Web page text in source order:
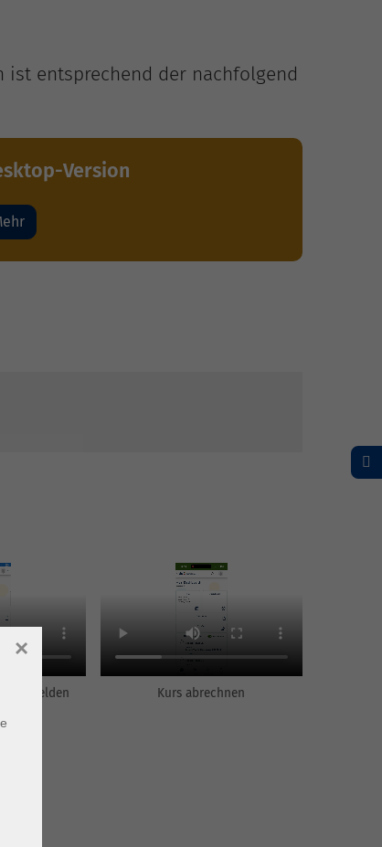
ist entsprechend der nachfolgend
Version
Kurs abrechnen
×